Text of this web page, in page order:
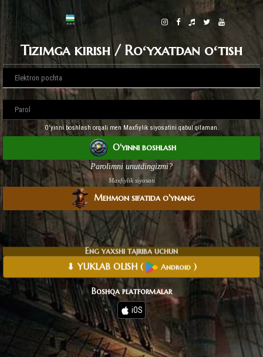
Tizimga kirish / Roʻyxatdan oʻtish
O'yinni boshlash orqali men Maxfiylik siyosatini qabul qilaman.
O'yinni boshlash
Parolimni unutdingizmi?
Maxfiylik siyosati
Mehmon sifatida o'ynang
Eng yaxshi tajriba uchun
⬇ YUKLAB OLISH ( Android)
Boshqa platformalar
iOS